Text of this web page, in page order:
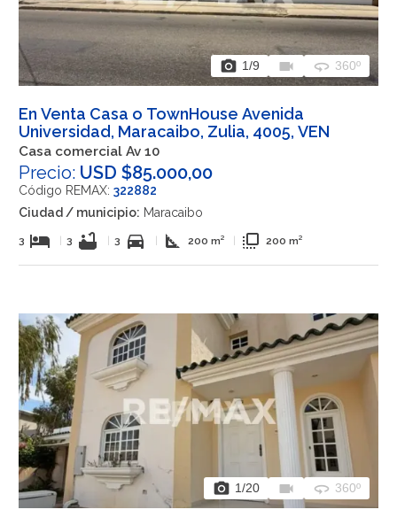
photo_camera 1/9 videocam 360 360º
En Venta Casa o TownHouse Avenida
Universidad, Maracaibo, Zulia, 4005, VEN
Casa comercial Av 10
Precio: USD $85.000,00
Código REMAX: 322882
Ciudad / municipio: Maracaibo
3 hotel 3 bathtub 3 directions_car square_foot 200 m² flip_to_front 200 m²
photo_camera 1/20 videocam 360 360º